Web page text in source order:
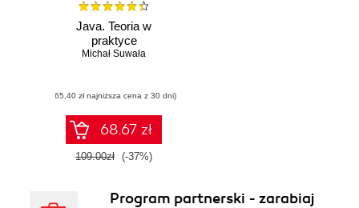
Java. Teoria w
praktyce
Michał Suwała
(65,40 zł najniższa cena z 30 dni)
68.67 zł
109.00zł (-37%)
Program partnerski - zarabiaj